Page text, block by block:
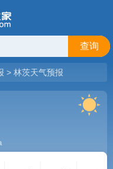
查询
> 林茨天气预报